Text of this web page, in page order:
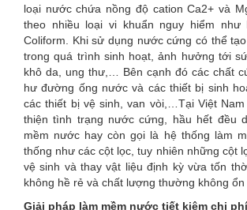
loại nước chứa nồng độ cation Ca2+ và
theo nhiều loại vi khuẩn nguy hiểm như
Coliform. Khi sử dụng nước cứng có thể
trong quá trình sinh hoạt, ảnh hưởng tới
khô da, ung thư,… Bên cạnh đó các chất
hư đường ống nước và các thiết bị sinh
các thiết bị vệ sinh, van vòi,…Tại Việt
thiện tình trạng nước cứng, hầu hết đều
mềm nước hay còn gọi là hệ thống làm
thống như các cột lọc, tuy nhiên những cột
vệ sinh và thay vật liệu định kỳ vừa tốn
không hề rẻ và chất lượng thường không ổn
Giải pháp làm mềm nước tiết kiệm chi